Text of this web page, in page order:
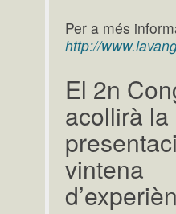
Per a més
http://
El 2n
acollirà la
vintena